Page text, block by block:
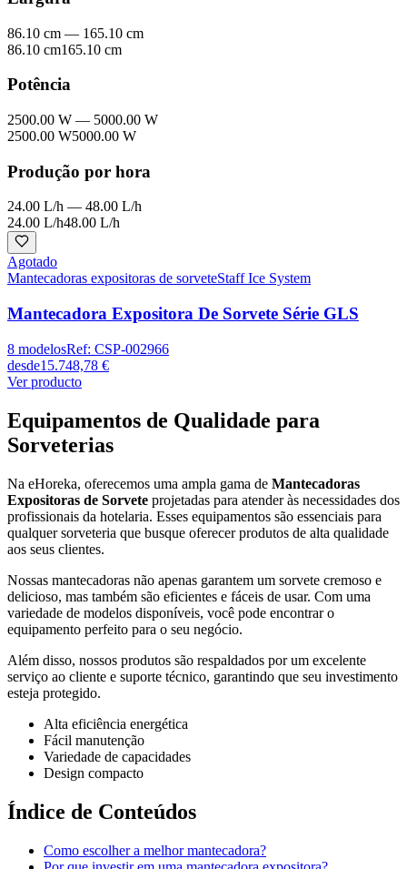
86.10 cm — 165.10 cm
86.10 cm165.10 cm
Potência
2500.00 W — 5000.00 W
2500.00 W5000.00 W
Produção por hora
24.00 L/h — 48.00 L/h
24.00 L/h48.00 L/h
Agotado
Mantecadoras expositoras de sorveteStaff Ice System
Mantecadora Expositora De Sorvete Série GLS
8 modelosRef: CSP-002966
desde15.748,78 €
Ver producto
Equipamentos de Qualidade para
Sorveterias
Na eHoreka, oferecemos uma ampla gama de Mantecadoras
Expositoras de Sorvete projetadas para atender às necessidades dos
profissionais da hotelaria. Esses equipamentos são essenciais para
qualquer sorveteria que busque oferecer produtos de alta qualidade
aos seus clientes.
Nossas mantecadoras não apenas garantem um sorvete cremoso e
delicioso, mas também são eficientes e fáceis de usar. Com uma
variedade de modelos disponíveis, você pode encontrar o
equipamento perfeito para o seu negócio.
Além disso, nossos produtos são respaldados por um excelente
serviço ao cliente e suporte técnico, garantindo que seu investimento
esteja protegido.
Alta eficiência energética
Fácil manutenção
Variedade de capacidades
Design compacto
Índice de Conteúdos
Como escolher a melhor mantecadora?